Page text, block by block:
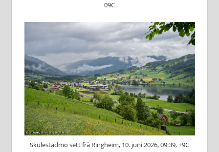
09C
Skulestadmo sett frå Ringheim, 10. juni 2026, 09:39, +9C